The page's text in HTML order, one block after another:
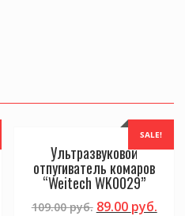
SALE!
Ультразвуковой
отпугиватель комаров
“Weitech WK0029”
109.00руб. 89.00 руб.